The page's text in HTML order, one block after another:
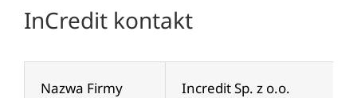
InCredit kontakt
Nazwa Firmy Incredit Sp. z o.o.